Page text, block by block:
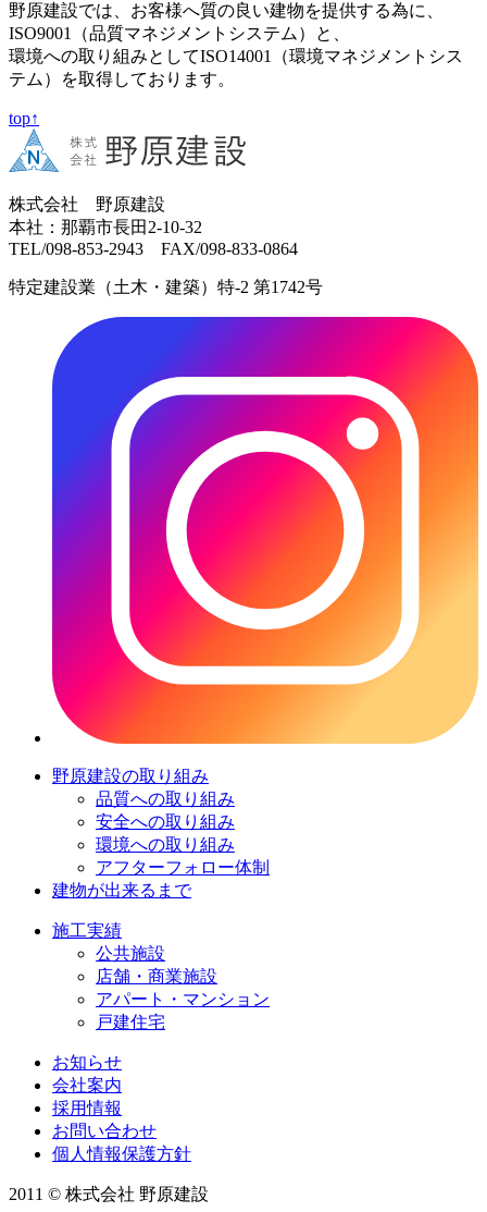
野原建設では、お客様へ質の良い建物を提供する為に、
ISO9001（品質マネジメントシステム）と、
環境への取り組みとしてISO14001（環境マネジメントシス
テム）を取得しております。
top↑
株式会社 野原建設
本社：那覇市長田2-10-32
TEL/098-853-2943 FAX/098-833-0864
特定建設業（土木・建築）特-2 第1742号
野原建設の取り組み
品質への取り組み
安全への取り組み
環境への取り組み
アフターフォロー体制
建物が出来るまで
施工実績
公共施設
店舗・商業施設
アパート・マンション
戸建住宅
お知らせ
会社案内
採用情報
お問い合わせ
個人情報保護方針
2011 © 株式会社 野原建設